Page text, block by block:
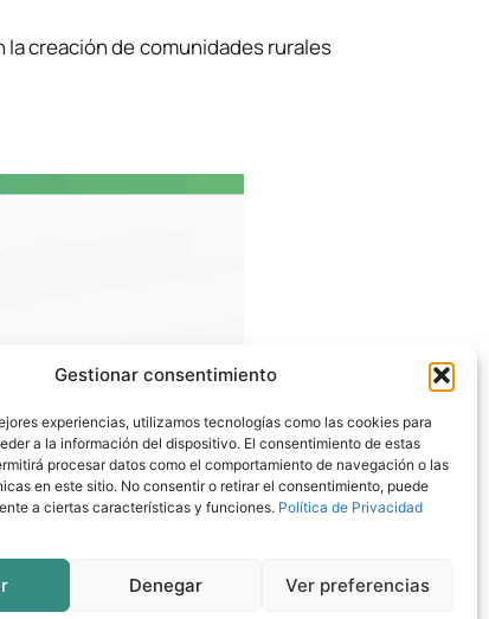
Gestionar consentimiento
experiencias, utilizamos tecnologías como las cookies para
a la información del dispositivo. El consentimiento de estas
procesar datos como el comportamiento de navegación o las
en este sitio. No consentir o retirar el consentimiento, puede
a ciertas características y funciones. Política de Privacidad
Denegar Ver preferencias
creación de comunidades rurales